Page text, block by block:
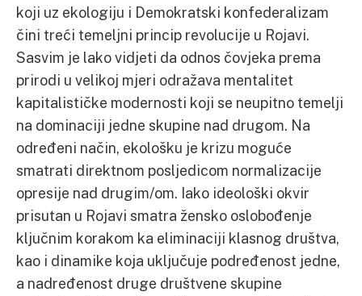
koji uz ekologiju i Demokratski konfederalizam
čini treći temeljni princip revolucije u Rojavi.
Sasvim je lako vidjeti da odnos čovjeka prema
prirodi u velikoj mjeri odražava mentalitet
kapitalističke modernosti koji se neupitno temelji
na dominaciji jedne skupine nad drugom. Na
određeni način, ekološku je krizu moguće
smatrati direktnom posljedicom normalizacije
opresije nad drugim/om. Iako ideološki okvir
prisutan u Rojavi smatra žensko oslobođenje
ključnim korakom ka eliminaciji klasnog društva,
kao i dinamike koja uključuje podređenost jedne,
a nadređenost druge društvene skupine